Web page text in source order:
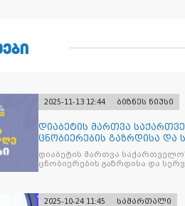
2025-11-13 12:44 ბიზნეს ნიუსი
დიაბეტის მართვა
ცნობიერების გაზრდისა და
მიზნით
დიაბეტის მართვა
ცნობიერების გაზრდისა და
2025-10-24 11:45 სამართალი